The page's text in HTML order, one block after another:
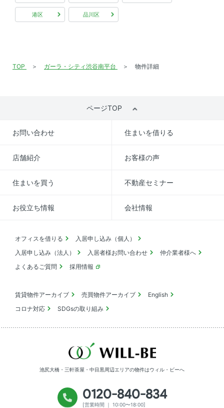
港区 品川区
TOP ガーラ・シティ渋谷南平台 物件詳細
ページTOP
お問い合わせ 住まいを借りる
店舗紹介 お客様の声
住まいを買う 不動産セミナー
お役立ち情報 会社情報
オフィスを借りる
入居申し込み（個人）
入居申し込み（法人）
入居者様お問い合わせ
仲介業者様へ
よくあるご質問
採用情報
賃貸物件アーカイブ 売買物件アーカイブ
English
コロナ対応
SDGsの取り組み
池尻大橋・三軒茶屋・中目黒周辺エリアの物件はウィル・ビーへ
0120-840-834
[営業時間 ｜ 10:00〜18:00]